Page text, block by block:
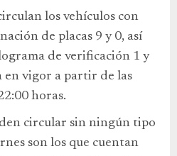
los vehículos con
de placas 9 y 0, así
de verificación 1 y
vigor a partir de las
horas.
circular sin ningún tipo
son los que cuentan